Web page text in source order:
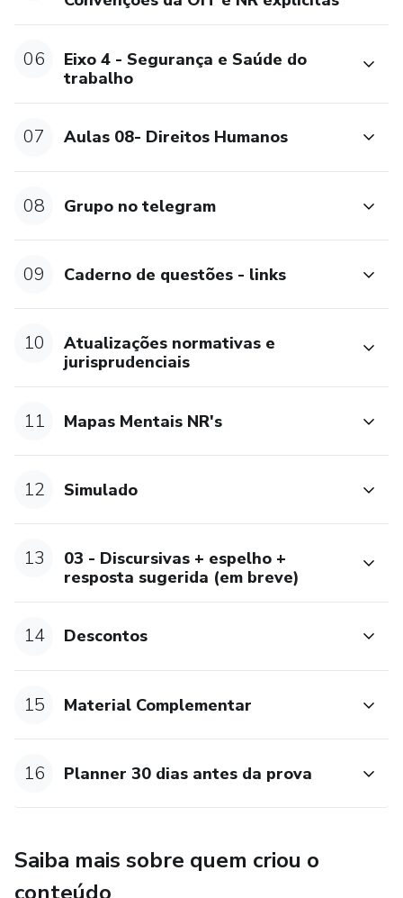
- Leis Limpas e Atualizadas
- 500 questões (itens Certo ou Errado) com comentários
- Planner (pós-edital): cronograma diário (pós-edital) de
estudo de lei seca e súmulas e precedentes dos Tribunais
- Jurisprudência Direito do Trabalho
O curso é uma parceria da Prof Mariana Matos (Advogada
e Prof. Trabalhista) com o Prof Bruno Bezerra (Auditor
Fiscal da Receita Federal).
06
Eixo 4 - Segurança e Saúde do
trabalho
07 Aulas 08- Direitos Humanos
08 Grupo no telegram
09 Caderno de questões - links
10
Atualizações normativas e
jurisprudenciais
11 Mapas Mentais NR's
12 Simulado
13
03 - Discursivas + espelho +
resposta sugerida (em breve)
14 Descontos
15 Material Complementar
16 Planner 30 dias antes da prova
Saiba mais sobre quem criou o